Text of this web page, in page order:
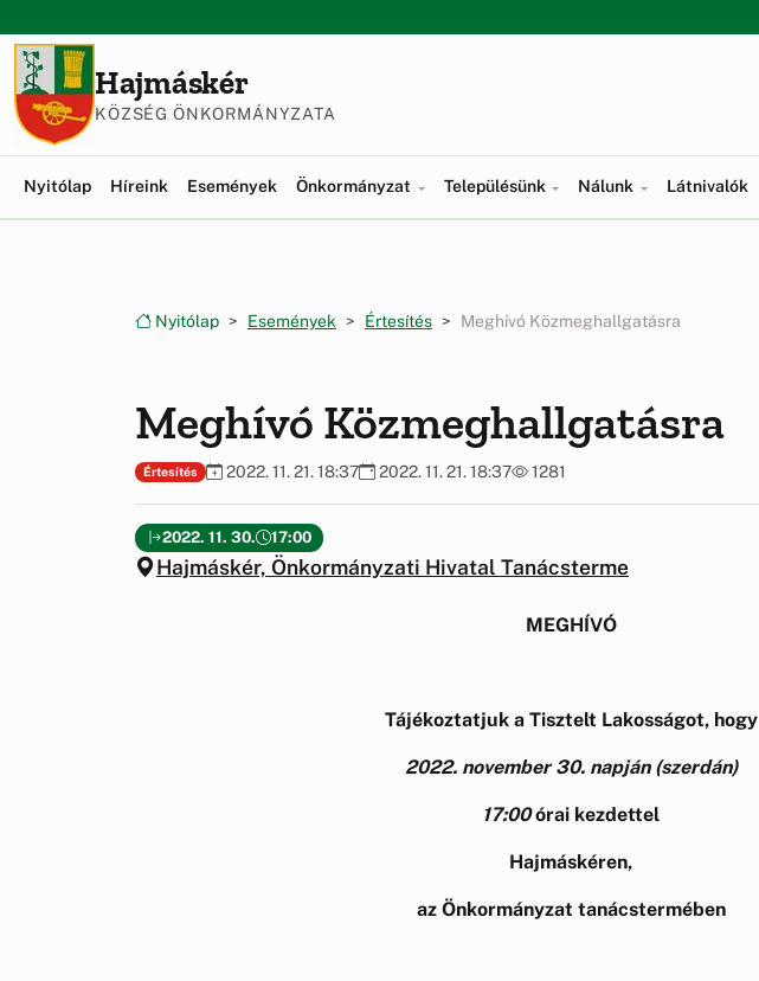
Hajmáskér
KÖZSÉG ÖNKORMÁNYZATA
Nyitólap Híreink Események Önkormányzat Településünk Nálunk Látnivalók
Nyitólap Események Értesítés Meghívó Közmeghallgatásra
Meghívó Közmeghallgatásra
Értesítés 2022. 11. 21. 18:37 2022. 11. 21. 18:37 1281
2022. 11. 30. 17:00
Hajmáskér, Önkormányzati Hivatal Tanácsterme
MEGHÍVÓ
Tájékoztatjuk a Tisztelt Lakosságot, hogy
2022. november 30. napján (szerdán)
17:00órai kezdettel
Hajmáskéren,
az Önkormányzat tanácstermében